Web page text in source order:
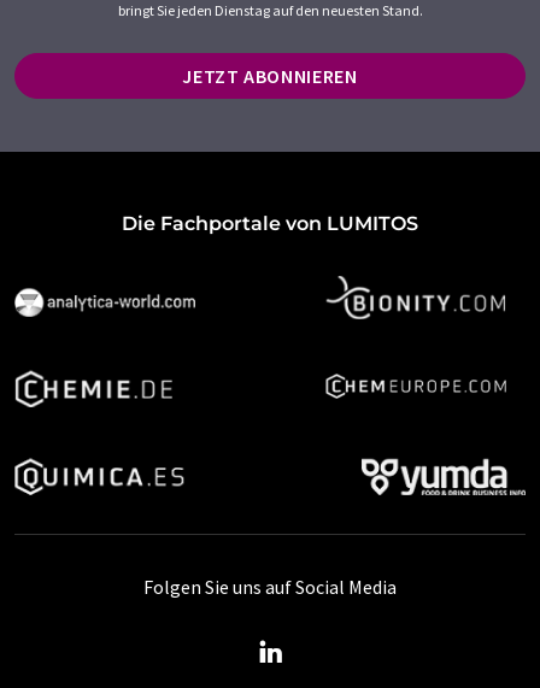
bringt Sie jeden Dienstag auf den neuesten Stand.
JETZT ABONNIEREN
Die Fachportale von LUMITOS
Folgen Sie uns auf Social Media